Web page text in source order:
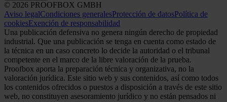
© 2026 PROOFBOX GMBH
Aviso legalCondiciones generalesProtección de datosPolítica de
cookiesExención de responsabilidad
Una publicación defensiva no genera ningún derecho de propiedad
industrial. Que una publicación se tenga en cuenta como estado de
la técnica en un caso concreto lo decide la autoridad o el tribunal
competente en el marco de la libre valoración de la prueba.
Proofbox aporta la preparación técnica y organizativa, no la
valoración jurídica. Este sitio web y sus contenidos, así como todos
los contenidos ofrecidos o puestos a disposición a través de este sitio
web, no constituyen asesoramiento jurídico y no están pensados ni